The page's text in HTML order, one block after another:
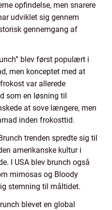
opfindelse, men snarere
udviklet sig gennem
gennemgang af
blev først populært i
men konceptet med at
var allerede
som en løsning til
at sove længere, men
inden frokosttid.
trenden spredte sig til
amerikanske kultur i
I USA blev brunch også
mimosas og Bloody
stemning til måltidet.
blevet en global